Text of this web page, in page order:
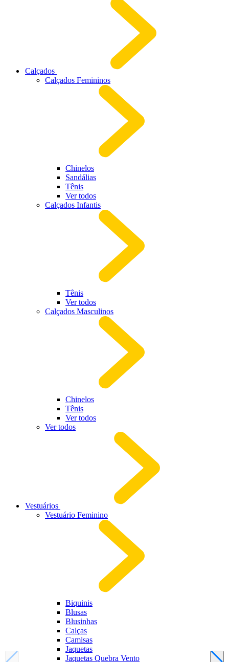
Calçados
Calçados Femininos
Chinelos
Sandálias
Tênis
Ver todos
Calçados Infantis
Tênis
Ver todos
Calçados Masculinos
Chinelos
Tênis
Ver todos
Ver todos
Vestuários
Vestuário Feminino
Biquinis
Blusas
Blusinhas
Calças
Camisas
Jaquetas
Jaquetas Quebra Vento